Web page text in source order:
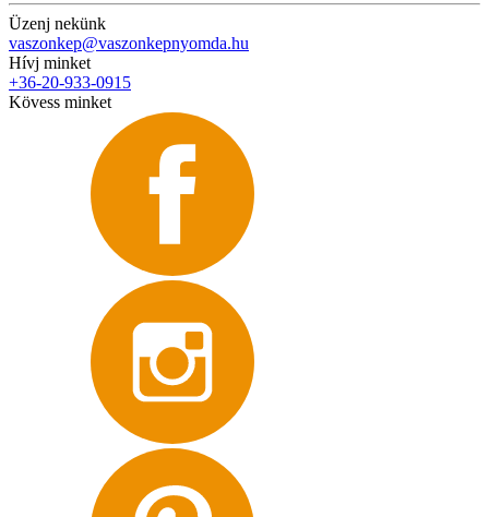
Üzenj nekünk
vaszonkep@vaszonkepnyomda.hu
Hívj minket
+36-20-933-0915
Kövess minket